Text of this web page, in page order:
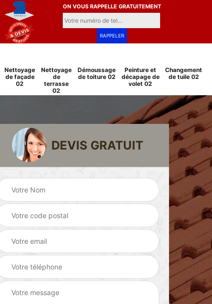
ON VOUS RAPPELLE GRATUITEMENT
Nettoyage
de façade
02
Nettoyage
de
terrasse
02
Démoussage
de toiture 02
Peinture et
décapage de
volet 02
Changement
de tuile 02
Peinture sur tuile
Pose et
changement
grillage et clôture
02
DEVIS GRATUIT